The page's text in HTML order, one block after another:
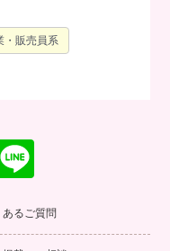
・販売員系
e
あるご質問